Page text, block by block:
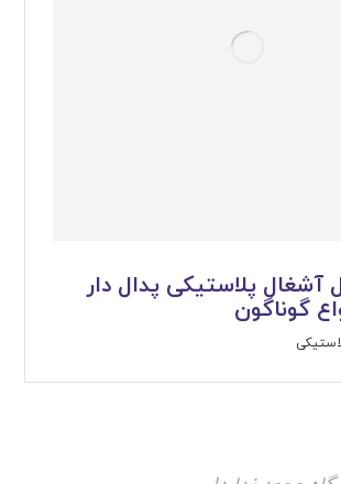
پلاستیکی پدال دار
گوناگون